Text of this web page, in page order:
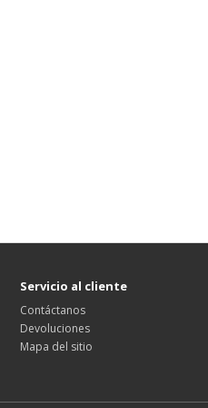
Servicio al cliente
Contáctanos
Devoluciones
Mapa del sitio